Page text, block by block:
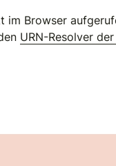
im Browser
URN-Resolver